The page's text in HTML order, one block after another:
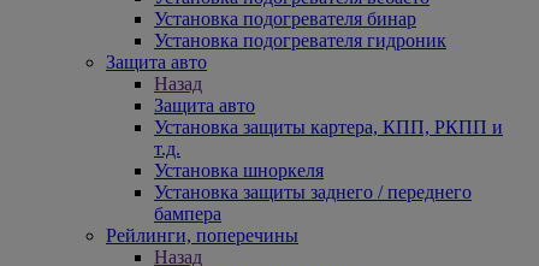
Установка подогревателя бинар
Установка подогревателя гидроник
Защита авто
Назад
Защита авто
Установка защиты картера, КПП, РКПП и
т.д.
Установка шноркеля
Установка защиты заднего / переднего
бампера
Рейлинги, поперечины
Назад